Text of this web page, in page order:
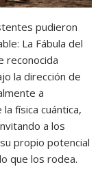
pudieron
La Fábula del
reconocida
la dirección de
a
física cuántica,
a los
propio potencial
que los rodea.